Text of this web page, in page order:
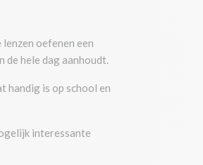
oefenen een
de hele dag aanhoudt.
handig is op school en
interessante